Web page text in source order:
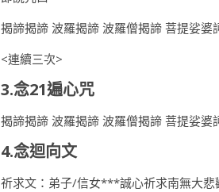
揭諦揭諦 波羅揭諦 波羅僧揭諦 菩提娑婆
<連續三次>
3.念21遍心咒
揭諦揭諦 波羅揭諦 波羅僧揭諦 菩提娑婆
4.念迴向文
祈求文：弟子/信女***誠心祈求南無大